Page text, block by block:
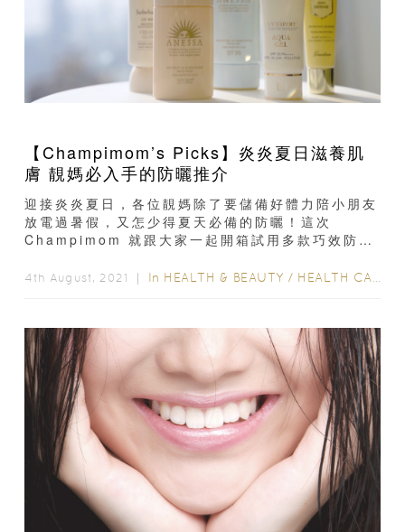
【Champimom’s Picks】炎炎夏日滋養肌
膚 靚媽必入手的防曬推介
迎接炎炎夏日，各位靚媽除了要儲備好體力陪小朋友
放電過暑假，又怎少得夏天必備的防曬！這次
Champimom 就跟大家一起開箱試用多款巧效防
4th August, 2021 ｜ In HEALTH & BEAUTY / HEALTH CARE